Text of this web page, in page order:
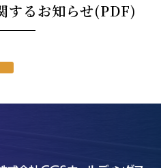
するお知らせ(PDF)